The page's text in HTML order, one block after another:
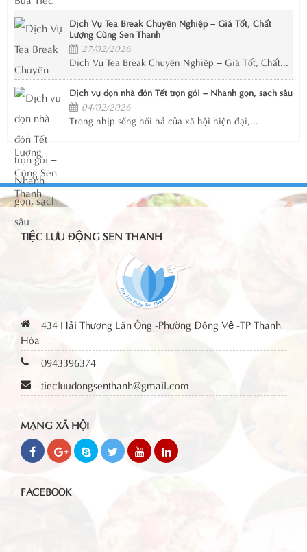
Dịch Vụ Tea Break Chuyên Nghiệp – Giá Tốt, Chất
Lượng Cùng Sen Thanh
27/02/2026
Dịch Vụ Tea Break Chuyên Nghiệp – Giá Tốt, Chất...
Dịch vụ dọn nhà đón Tết trọn gói – Nhanh gọn, sạch sâu
04/02/2026
Trong nhịp sống hối hả của xã hội hiện đại,...
TIỆC LƯU ĐỘNG SEN THANH
434 Hải Thượng Lãn Ông -Phường Đông Vệ -TP Thanh
Hóa
0943396374
tiecluudongsenthanh@gmail.com
MẠNG XÃ HỘI
FACEBOOK